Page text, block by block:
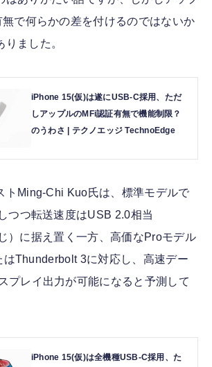
で何らかの差を付けるのではないか
ました。
iPhone 15(仮)は遂にUSB-C採用、ただ
しアップルのMFi認証有無で機能制限？
のうわさ | テクノエッジ TechnoEdge
トMing-Chi Kuo氏は、標準モデルで
つつ転送速度はUSB 2.0相当
）に据え置く一方、高価なProモデル
はThunderbolt 3に対応し、高速デー
プレイ出力が可能になると予測して
iPhone 15(仮)は全機種USB-C採用、た